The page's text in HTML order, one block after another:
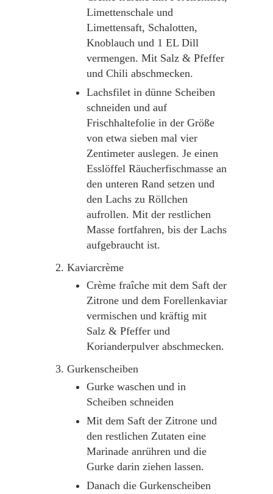
Limettenschale und
Limettensaft, Schalotten,
Knoblauch und 1 EL Dill
vermengen. Mit Salz & Pfeffer
und Chili abschmecken.
Lachsfilet in dünne Scheiben
schneiden und auf
Frischhaltefolie in der Größe
von etwa sieben mal vier
Zentimeter auslegen. Je einen
Esslöffel Räucherfischmasse an
den unteren Rand setzen und
den Lachs zu Röllchen
aufrollen. Mit der restlichen
Masse fortfahren, bis der Lachs
aufgebraucht ist.
Kaviarcrème
Crème fraîche mit dem Saft der
Zitrone und dem Forellenkaviar
vermischen und kräftig mit
Salz & Pfeffer und
Korianderpulver abschmecken.
Gurkenscheiben
Gurke waschen und in
Scheiben schneiden
Mit dem Saft der Zitrone und
den restlichen Zutaten eine
Marinade anrühren und die
Gurke darin ziehen lassen.
Danach die Gurkenscheiben